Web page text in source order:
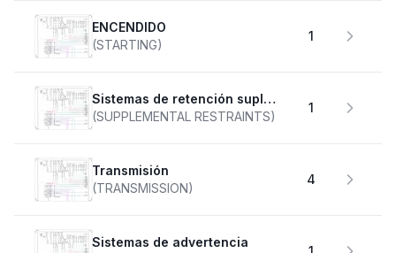
ENCENDIDO
(STARTING)
1
Sistemas de retención suplementarios
(SUPPLEMENTAL RESTRAINTS)
1
transmisión
(TRANSMISSION)
4
Sistemas de advertencia